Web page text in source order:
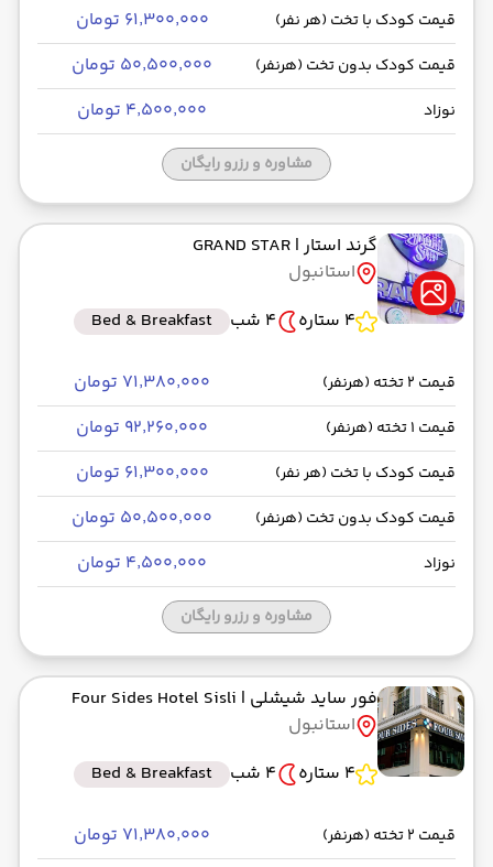
قیمت کودک با تخت (هر نفر) ۶۱٬۳۰۰٬۰۰۰ تومان
قیمت کودک بدون تخت (هرنفر) ۵۰٬۵۰۰٬۰۰۰ تومان
نوزاد ۴٬۵۰۰٬۰۰۰ تومان
مشاوره و رزرو رایگان
گرند استار| GRAND STAR
استانبول
4 ستاره
4 شب Bed & Breakfast
قیمت 2 تخته (هرنفر) ۷۱٬۳۸۰٬۰۰۰ تومان
قیمت 1 تخته (هرنفر) ۹۲٬۲۶۰٬۰۰۰ تومان
قیمت کودک با تخت (هر نفر) ۶۱٬۳۰۰٬۰۰۰ تومان
قیمت کودک بدون تخت (هرنفر) ۵۰٬۵۰۰٬۰۰۰ تومان
نوزاد ۴٬۵۰۰٬۰۰۰ تومان
مشاوره و رزرو رایگان
فور ساید شیشلی | Four Sides Hotel Sisli
استانبول
4 ستاره
4 شب Bed & Breakfast
قیمت 2 تخته (هرنفر) ۷۱٬۳۸۰٬۰۰۰ تومان